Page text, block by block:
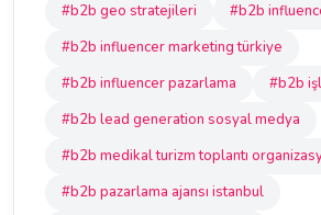
#b2b geo stratejileri
#b2b
#b2b influencer marketing türkiye
#b2b influencer pazarlama
#b2b
#b2b lead generation sosyal medya
#b2b medikal turizm toplantı
#b2b pazarlama ajansı istanbul